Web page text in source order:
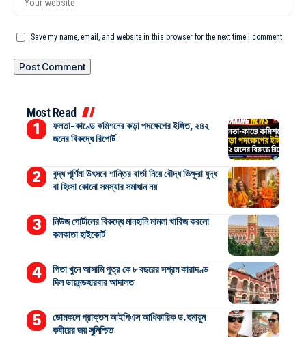
Save my name, email, and website in this browser for the next time I comment.
Most Read
ফলতা-কাণ্ডে কমিশনের কড়া পদক্ষেপের ইঙ্গিত, ২৪২
জনের বিরুদ্ধে রিপোর্ট
বুদ্ধ পূর্ণিমা উৎসবে শান্তির বার্তা নিয়ে বৌদ্ধ ভিক্ষুরা যুদ্ধ
বা হিংসা কোনো সমস্যার সমাধান নয়
নিউজ পোর্টালের বিরুদ্ধে মানহানি মামলা খারিজ করলো
কলকাতা হাইকোর্ট
পিতা খুনে আসামি পুত্র কে ৮ বছরের সশ্রম কারাদণ্ড
দিল ডায়মন্ডহারবার আদালত
ডোমকলে প্রাক্তন আইপিএস আধিকারিক ড. হুমায়ুন
কবীরের জয় সুনিশ্চিত